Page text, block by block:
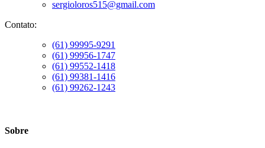
sergioloros515@gmail.com
Contato:
(61) 99995-9291
(61) 99956-1747
(61) 99552-1418
(61) 99381-1416
(61) 99262-1243
Sobre